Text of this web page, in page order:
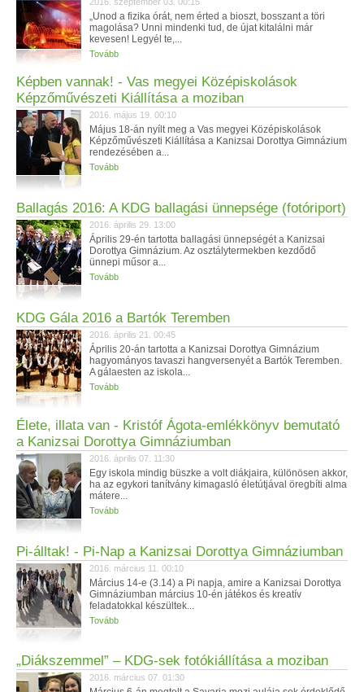
„Unod a fizika órát, nem érted a bioszt, bosszant a töri
magolása? Unni mindenki tud, de újat kitalálni már
kevesen! Legyél te,...
Tovább
Képben vannak! - Vas megyei Középiskolások
Képzőművészeti Kiállítása a moziban
2016. május 19. 00:10
Május 18-án nyílt meg a Vas megyei Középiskolások
Képzőművészeti Kiállítása a Kanizsai Dorottya Gimnázium
rendezésében a...
Tovább
Ballagás 2016: A KDG ballagási ünnepsége (fotóriport)
2016. április 29. 13:00
Április 29-én tartotta ballagási ünnepségét a Kanizsai
Dorottya Gimnázium. Az osztálytermekben kezdődő
ünnepi műsor a...
Tovább
KDG Gála 2016 a Bartók Teremben
2016. április 21. 00:45
Április 20-án tartotta a Kanizsai Dorottya Gimnázium
hagyományos tavaszi hangversenyét a Bartók Teremben.
A gálaesten az iskola...
Tovább
Élete, illata van - Kristóf Ágota-emlékkönyv bemutató
a Kanizsai Dorottya Gimnáziumban
2016. április 07. 11:30
Egy iskola mindig büszke a volt diákjaira, különösen akkor,
ha az egykori tanítvány kimagasló életútjával öregbíti alma
mátere...
Tovább
Pi-álltak! - Pi-Nap a Kanizsai Dorottya Gimnáziumban
2016. március 11. 00:10
Március 14-e (3.14) a Pi napja, amire a Kanizsai Dorottya
Gimnáziumban március 10-én játékos és kreatív
feladatokkal készültek...
Tovább
„Diákszemmel” – KDG-sek fotókiállítása a moziban
2016. március 07. 01:30